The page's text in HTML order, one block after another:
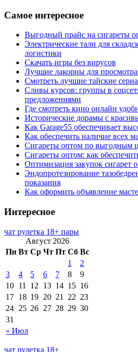
Самое интересное
Выгодный прайс на сигареты
Электрические тали для
логистики
Скачать игры без вирусов
Лучшие лакорны для
Смотреть лучшие тайские
Сливы курсов: группы в
предложениями
Где смотреть кино онлайн
Исторические дорамы с
Как Garage55 обеспечивает
Как обеспечить наличие всех
Сигареты оптом по выгодным
Сигареты оптом: как
Оптимизация закупок сигарет
Эндопротезирование
показания
Как оформить объявление
Интересное
чат рулетка 18+ пары
Август 2026
Пн Вт Ср Чт Пт Сб Вс
« Июл
1
2
3
4 5 6 7 8
9
10 11 12 13 14 15 16
17 18 19 20 21 22 23
24 25 26 27 28 29 30
31
чат рулетка 18+